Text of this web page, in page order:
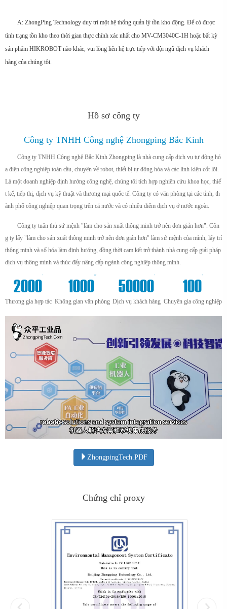
A: ZhongPing Technology duy trì một hệ thống quản lý tồn kho động. Để có được
tình trạng tồn kho theo thời gian thực chính xác nhất cho MV-CM3040C-1H hoặc bất kỳ
sản phẩm HIKROBOT nào khác, vui lòng liên hệ trực tiếp với đội ngũ dịch vụ khách
hàng của chúng tôi.
Hồ sơ công ty
Công ty TNHH Công nghệ Zhongping Bắc Kinh
Công ty TNHH Công nghệ Bắc Kinh Zhongping là nhà cung cấp dịch vụ tự động hó
a điện công nghiệp toàn cầu, chuyên về robot, thiết bị tự động hóa và các linh kiện cốt lõi.
Là một doanh nghiệp định hướng công nghệ, chúng tôi tích hợp nghiên cứu khoa học, thiế
t kế, tiếp thị, dịch vụ kỹ thuật và thương mại quốc tế. Công ty có văn phòng tại các tỉnh, th
ành phố công nghiệp quan trọng trên cả nước và có nhiều điểm dịch vụ ở nước ngoài.
Công ty tuân thủ sứ mệnh "làm cho sản xuất thông minh trở nên đơn giản hơn". Côn
g ty lấy "làm cho sản xuất thông minh trở nên đơn giản hơn" làm sứ mệnh của mình, lấy trí
thông minh và số hóa làm định hướng, đồng thời cam kết trở thành nhà cung cấp giải pháp
dịch vụ thông minh và thúc đẩy nâng cấp ngành công nghiệp thông minh.
2000
+
Thương gia hợp tác
1000
m²
Không gian văn phòng
50000
+
Dịch vụ khách hàng
100
+
Chuyên gia công nghiệp
ZhongpingTech.PDF
Chứng chỉ proxy